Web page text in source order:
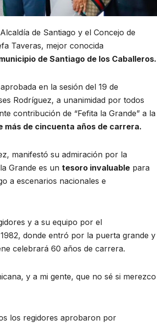
de Santiago y el Concejo de
Taveras, mejor conocida
de Santiago de los Caballeros.
en la sesión del 19 de
Rodríguez, a unanimidad por todos
contribución de “Fefita la Grande” a la
más de cincuenta años de carrera.
manifestó su admiración por la
Grande es un tesoro invaluable para
a escenarios nacionales e
y a su equipo por el
donde entró por la puerta grande y
celebrará 60 años de carrera.
y a mi gente, que no sé si merezco
los regidores aprobaron por